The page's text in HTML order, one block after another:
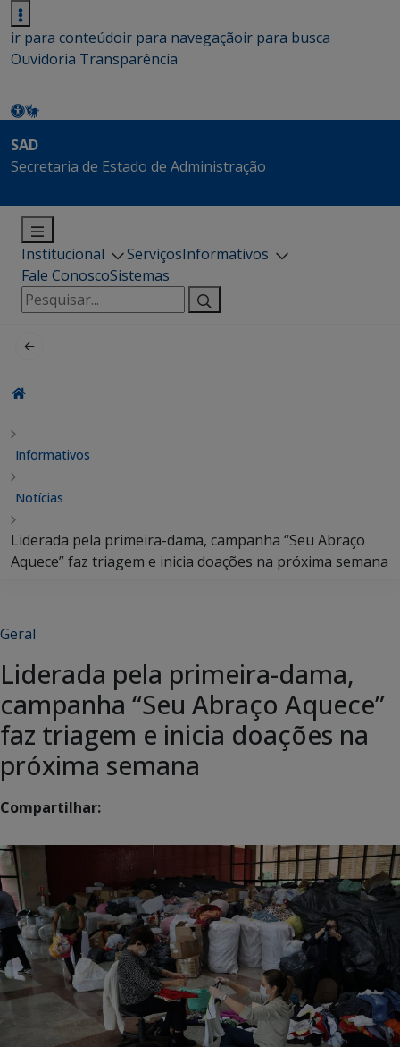
ir para conteúdoir para navegaçãoir para busca
Ouvidoria Transparência
SAD
Secretaria de Estado de Administração
Institucional ServiçosInformativos
Fale ConoscoSistemas
Pesquisar
por:
Informativos
Notícias
Liderada pela primeira-dama, campanha “Seu Abraço
Aquece” faz triagem e inicia doações na próxima semana
Geral
Liderada pela primeira-dama,
campanha “Seu Abraço Aquece”
faz triagem e inicia doações na
próxima semana
Compartilhar: